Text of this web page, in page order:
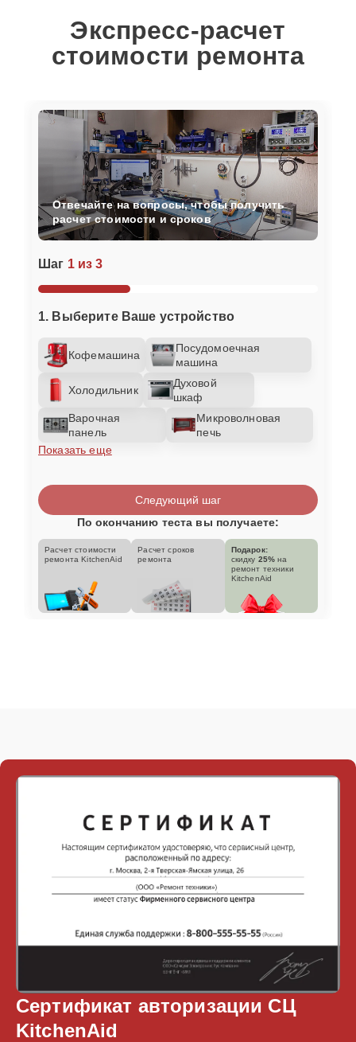
Экспресс-расчет
стоимости ремонта
Шаг 1 из 3
1. Выберите Ваше устройство
Кофемашина
Посудомоечная
машина
Холодильник
Духовой
шкаф
Варочная
панель
Микроволновая
печь
Показать еще
Отвечайте на вопросы, чтобы получить
расчет стоимости и сроков
Следующий шаг
По окончанию теста вы получаете:
Расчет стоимости
ремонта KitchenAid
Расчет сроков
ремонта
Подарок:
скидку 25% на
ремонт техники
KitchenAid
Сертификат авторизации СЦ
KitchenAid